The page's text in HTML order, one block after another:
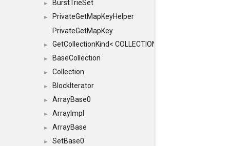
► BurstTrieSet
►
PrivateGetMapKeyHelper
PrivateGetMapKey
► GetCollectionKind< COLLECTION, typename
► BaseCollection
► Collection
► BlockIterator
► ArrayBase0
► ArrayImpl
► ArrayBase
► SetBase0